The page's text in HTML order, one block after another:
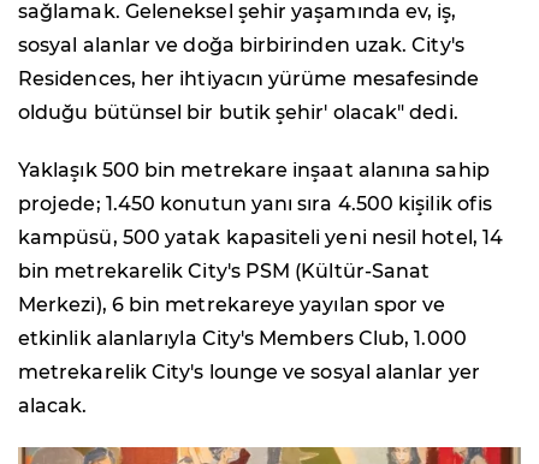
sağlamak. Geleneksel şehir yaşamında ev, iş,
sosyal alanlar ve doğa birbirinden uzak. City's
Residences, her ihtiyacın yürüme mesafesinde
olduğu bütünsel bir butik şehir' olacak" dedi.
Yaklaşık 500 bin metrekare inşaat alanına sahip
projede; 1.450 konutun yanı sıra 4.500 kişilik ofis
kampüsü, 500 yatak kapasiteli yeni nesil hotel, 14
bin metrekarelik City's PSM (Kültür-Sanat
Merkezi), 6 bin metrekareye yayılan spor ve
etkinlik alanlarıyla City's Members Club, 1.000
metrekarelik City's lounge ve sosyal alanlar yer
alacak.